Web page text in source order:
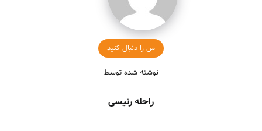
من را دنبال کنید
نوشته شده توسط
راحله رئیسی